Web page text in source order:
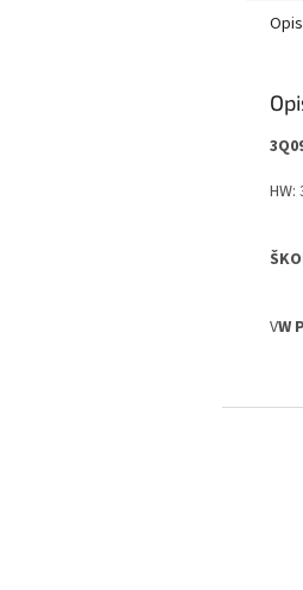
Opis
HW:
VW